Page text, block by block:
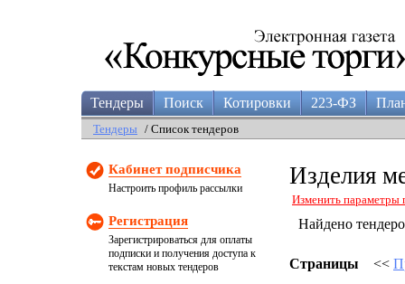
Тендеры Поиск Котировки 223-ФЗ
Тендеры / Список тендеров
Кабинет подписчика
Настроить профиль рассылки
Регистрация
Зарегистрироваться для оплаты
подписки и получения доступа к
текстам новых тендеров
Изделия
Изменить параметры
Найдено
Страницы <<